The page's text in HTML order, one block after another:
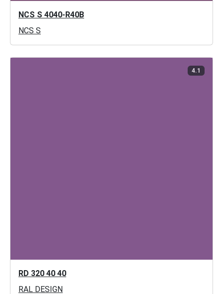
NCS S 4040-R40B
NCS S
4.1
RD 320 40 40
RAL DESIGN